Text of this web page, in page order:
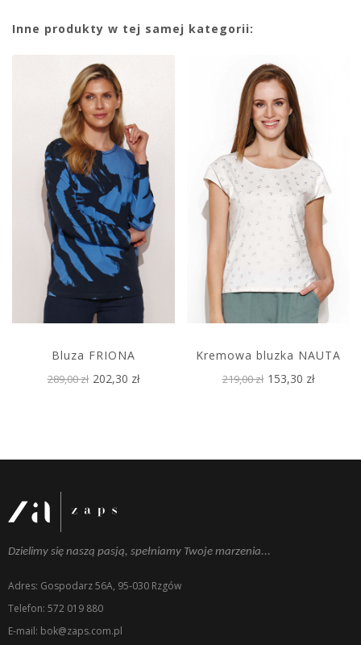
Inne produkty w tej samej kategorii:
Bluza FRIONA
289,00 zł 202,30 zł
Kremowa bluzka NAUTA
219,00 zł 153,30 zł
Dzielimy się naszą pasją, spełniamy Twoje marzenia...
Adres: Gospodarz 56A, 95-030 Rzgów
Telefon: 572 019 880
E-mail: bok@zaps.com.pl